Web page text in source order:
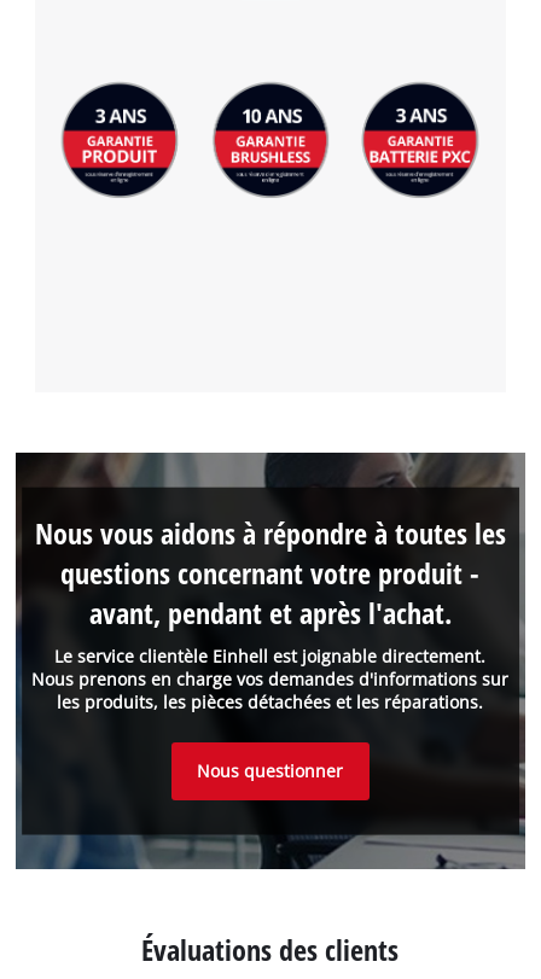
Le service clientèle Einhell est joignable directement.
Nous prenons en charge vos demandes d'informations sur
les produits, les pièces détachées et les réparations.
Nous vous aidons à répondre à toutes les
questions concernant votre produit -
avant, pendant et après l'achat.
Nous questionner
Évaluations des clients